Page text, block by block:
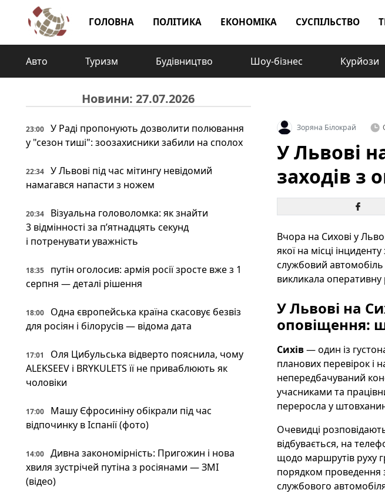
ГОЛОВНА ПОЛІТИКА ЕКОНОМІКА СУСПІЛЬСТВО
Авто Туризм Будівництво Шоу-бізнес Курйози
Новини: 27.07.2026
23:00
У Раді пропонують дозволити полювання
у "сезон тиші": зоозахисники забили на сполох
22:34
У Львові під час мітингу невідомий
намагався напасти з ножем
20:34
Візуальна головоломка: як знайти
3 відмінності за п’ятнадцять секунд
і потренувати уважність
18:35
путін оголосив: армія росії зросте вже з 1
серпня — деталі рішення
18:00
Одна європейська країна скасовує безвіз
для росіян і білорусів — відома дата
17:01
Оля Цибульська відверто пояснила, чому
ALEKSEEV і BRYKULETS її не приваблюють як
чоловіки
17:00
Машу Єфросиніну обікрали під час
відпочинку в Іспанії (фото)
14:00
Дивна закономірність: Пригожин і нова
хвиля зустрічей путіна з росіянами — ЗМІ
(відео)
Зоряна Білокрай
У Львові
заходів з
Вчора на Сихові у
якої на місці
службовий автомобіль
викликала
У Львові на
оповіщення:
Сихів— один із
планових перевірок і
непередбачуваний
учасниками та
переросла у
Очевидці
відбувається, на
щодо маршрутів руху
порядком проведення
службового